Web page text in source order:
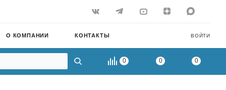
ВОЙТИ
О КОМПАНИИ КОНТАКТЫ
0 0 0